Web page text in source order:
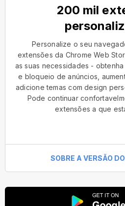
200 mil
Personalize o seu
extensões da Chrome Web
as suas necessidades -
e bloqueio de anúncios,
adicione temas com design
Pode continuar
extensões a que
SOBRE A VERSÃO